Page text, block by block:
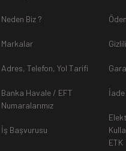
"Gönderici Ödemeli”
gerekli incelemelerin
(5) ile On (10) iş günü”
Neden Biz ?
Markalar
Adres, Telefon, Yol Tarifi
Banka Havale / EFT
Numaralarımız
İş Başvurusu
İade
ETK